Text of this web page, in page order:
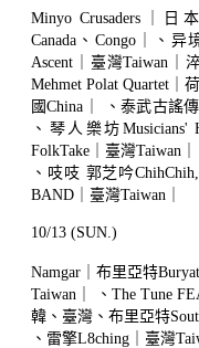
Minyo Crusaders｜日
Canada、Congo｜、
Ascent｜臺灣Taiwan｜
Mehmet Polat Quartet｜
國China｜ 、泰武古謠
、琴人樂坊
FolkTake｜臺灣Taiwan
、吱吱 郭芝吟
BAND｜臺灣Taiwan｜
10/13 (SUN.)
Namgar｜布里亞特
Taiwan｜ 、The Tune
韓、臺灣、布里亞特
、雷擎L8ching｜臺灣